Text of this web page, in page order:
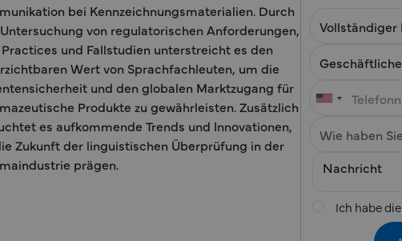
bei Kennzeichnungsmaterialien. Durch
von regulatorischen Anforderungen,
und Fallstudien unterstreicht es den
Wert von Sprachfachleuten, um die
und den globalen Marktzugang für
Produkte zu gewährleisten. Zusätzlich
es aufkommende Trends und Innovationen,
Zukunft der linguistischen Überprüfung in der
prägen.
Ich habe die